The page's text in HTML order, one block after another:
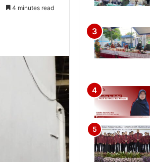
4 minutes read